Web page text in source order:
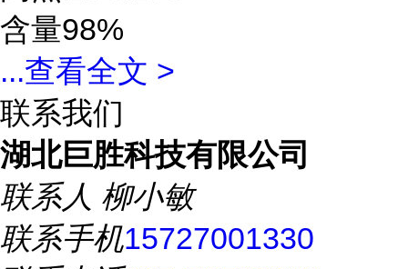
含量98%
...查看全文 >
联系我们
湖北巨胜科技有限公司
联系人 柳小敏
联系手机15727001330